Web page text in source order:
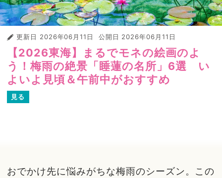
更新日 2026年06月11日 公開日 2026年06月11日
【2026東海】まるでモネの絵画のよ
う！梅雨の絶景「睡蓮の名所」6選 い
よいよ見頃＆午前中がおすすめ
見る
おでかけ先に悩みがちな梅雨のシーズン。この